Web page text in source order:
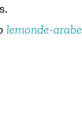
lemonde-